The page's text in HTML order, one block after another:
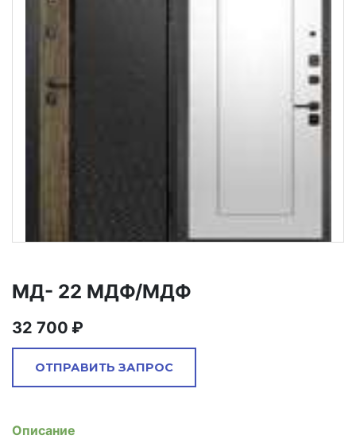
МД- 22 МДФ/МДФ
32 700
ОТПРАВИТЬ ЗАПРОС
Описание